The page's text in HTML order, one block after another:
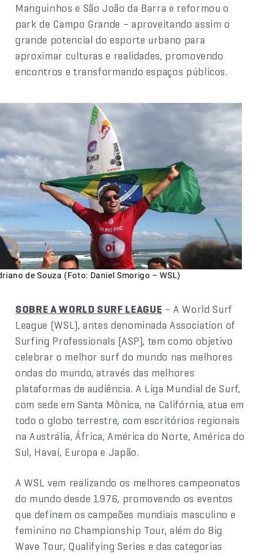
Manguinhos e São João da Barra e reformou o
park de Campo Grande – aproveitando assim o
grande potencial do esporte urbano para
aproximar culturas e realidades, promovendo
encontros e transformando espaços públicos.
de Souza (Foto: Daniel Smorigo – WSL)
SOBRE A WORLD SURF LEAGUE – A World Surf
League (WSL), antes denominada Association of
Surfing Professionals (ASP), tem como objetivo
celebrar o melhor surf do mundo nas melhores
ondas do mundo, através das melhores
plataformas de audiência. A Liga Mundial de Surf,
com sede em Santa Mônica, na Califórnia, atua em
todo o globo terrestre, com escritórios regionais
na Austrália, África, América do Norte, América do
Sul, Havaí, Europa e Japão.
A WSL vem realizando os melhores campeonatos
do mundo desde 1976, promovendo os eventos
que definem os campeões mundiais masculino e
feminino no Championship Tour, além do Big
Wave Tour, Qualifying Series e das categorias